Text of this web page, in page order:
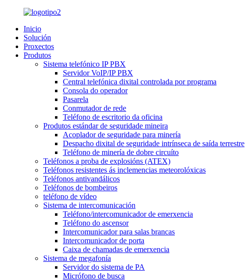
Inicio
Solución
Proxectos
Produtos
Sistema telefónico IP PBX
Servidor VoIP/IP PBX
Central telefónica dixital controlada por programa
Consola do operador
Pasarela
Conmutador de rede
Teléfono de escritorio da oficina
Produtos estándar de seguridade mineira
Acoplador de seguridade para minería
Despacho dixital de seguridade intrínseca de saída terrestre
Teléfono de minería de dobre circuíto
Teléfonos a proba de explosións (ATEX)
Teléfonos resistentes ás inclemencias meteorolóxicas
Teléfonos antivandálicos
Teléfonos de bombeiros
teléfono de vídeo
Sistema de intercomunicación
Teléfono/intercomunicador de emerxencia
Teléfono do ascensor
Intercomunicador para salas brancas
Intercomunicador de porta
Caixa de chamadas de emerxencia
Sistema de megafonía
Servidor do sistema de PA
Micrófono de busca